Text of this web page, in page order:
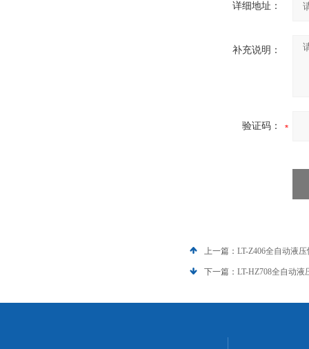
详细地址：
补充说明：
验证码：
上一篇： LT-Z406全自动液
下一篇： LT-HZ708全自动